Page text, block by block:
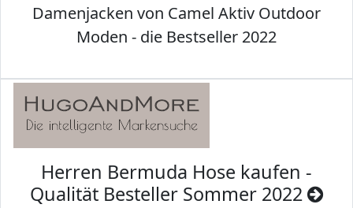
Damenjacken von Camel Aktiv Outdoor
Moden - die Bestseller 2022
Herren Bermuda Hose kaufen -
Qualität Besteller Sommer 2022